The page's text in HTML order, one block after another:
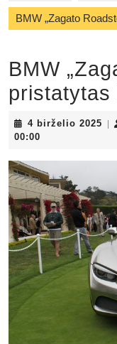
BMW „Zagato
BMW
pristatytas
4 birželio 2025
00:00